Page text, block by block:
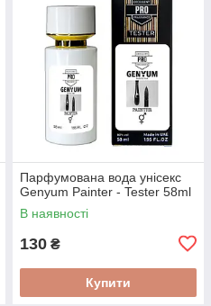
Парфумована вода унісекс
Genyum Painter - Tester 58ml
В наявності
130 ₴
Купити